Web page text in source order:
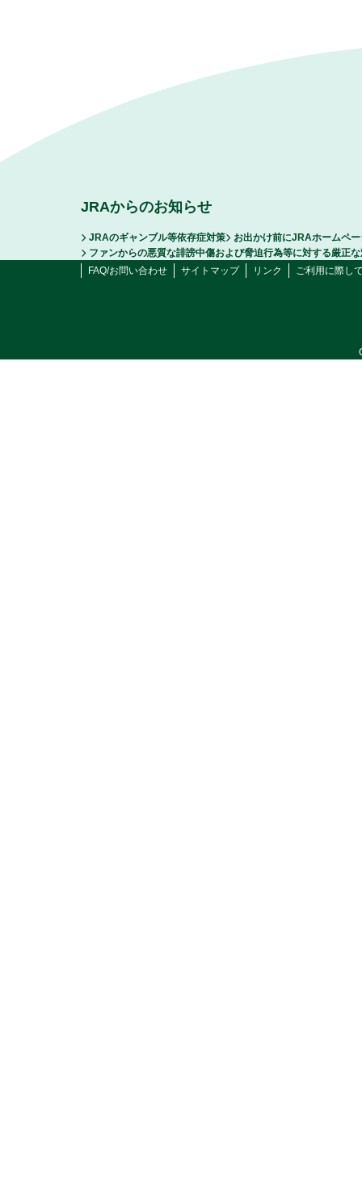
JRAからのお知らせ
JRAのギャンブル等依存症対策
お出かけ前にJRAホームペ
ファンからの悪質な誹謗中傷および脅迫行為等に対する厳正
FAQ/お問い合わせ
サイトマップ リンク ご利用に際し